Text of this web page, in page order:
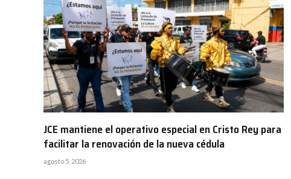
JCE mantiene el operativo especial en Cristo Rey para
facilitar la renovación de la nueva cédula
agosto 5, 2026